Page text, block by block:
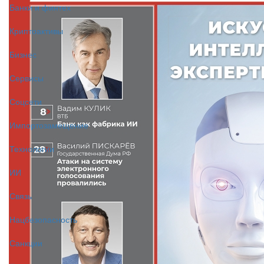
Банки и финтех
Криптоактивы
Бизнес
Сервисы
Соцсети
Импортозамещение
Технологии
ИИ
Связь
Нацбезопасность
Санкции